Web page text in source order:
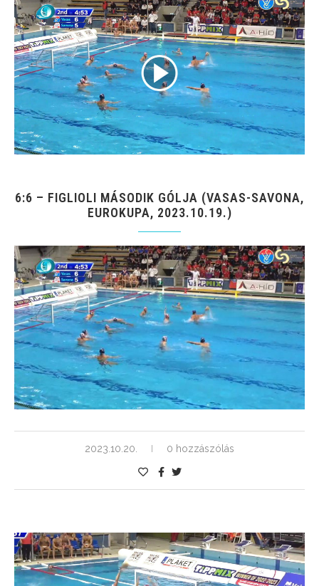
6:6 – FIGLIOLI MÁSODIK GÓLJA (VASAS-SAVONA,
EUROKUPA, 2023.10.19.)
2023.10.20. 0 hozzászólás